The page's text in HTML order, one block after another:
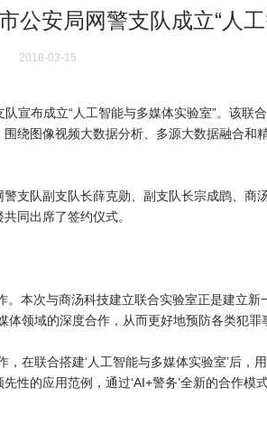
公安局网警支队成立“人
2018-03-15
宣布成立“人工智能与多媒体实验室”。该联
绕图像视频大数据分析、多源大数据融合和
支队副支队长薛克勋、副支队长宗成鹍、商
同出席了签约仪式。
。本次与商汤科技建立联合实验室正是建立
领域的深度合作，从而更好地预防各类犯罪
在联合搭建‘人工智能与多媒体实验室’后，
的应用范例，通过‘AI+警务’全新的合作模